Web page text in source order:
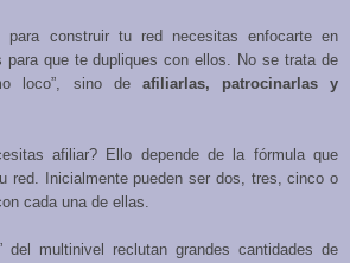
construir tu red necesitas enfocarte en
para que te dupliques con ellos. No se trata de
loco”, sino de afiliarlas, patrocinarlas y
afiliar? Ello depende de la fórmula que
red. Inicialmente pueden ser dos, tres, cinco o
cada una de ellas.
del multinivel reclutan grandes cantidades de